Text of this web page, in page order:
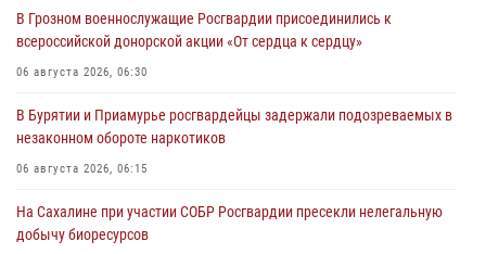
В Грозном военнослужащие Росгвардии присоединились к
всероссийской донорской акции «От сердца к сердцу»
06 августа 2026, 06:30
В Бурятии и Приамурье росгвардейцы задержали подозреваемых в
незаконном обороте наркотиков
06 августа 2026, 06:15
На Сахалине при участии СОБР Росгвардии пресекли нелегальную
добычу биоресурсов